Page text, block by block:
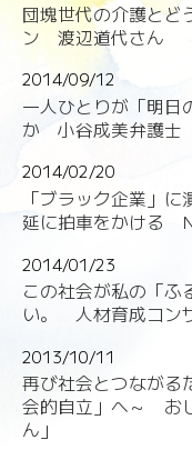
団塊世代の介護と
ン 渡辺道代さん
2014/09/12
一人ひとりが「明
か 小谷成美弁護士
2014/02/20
「ブラック企業」
延に拍車をかける
2014/01/23
この社会が私の「ふ
い。 人材育成コン
2013/10/11
再び社会とつながる
会的自立」へ～ お
ん」